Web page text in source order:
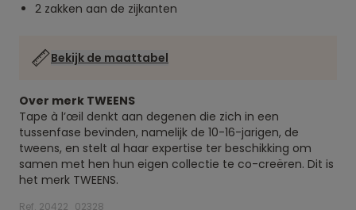
2 zakken aan de zijkanten
Bekijk de maattabel
Over merk TWEENS
Tape à l’œil denkt aan degenen die zich in een
tussenfase bevinden, namelijk de 10-16-jarigen, de
tweens, en stelt al haar expertise ter beschikking om
samen met hen hun eigen collectie te co-creëren. Dit is
het merk TWEENS.
Ref. 20422_02328